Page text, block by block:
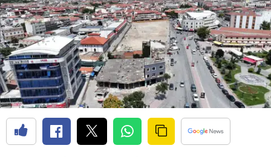
Muğla
Muş
Nevşehir
Niğde
Ordu
Rize